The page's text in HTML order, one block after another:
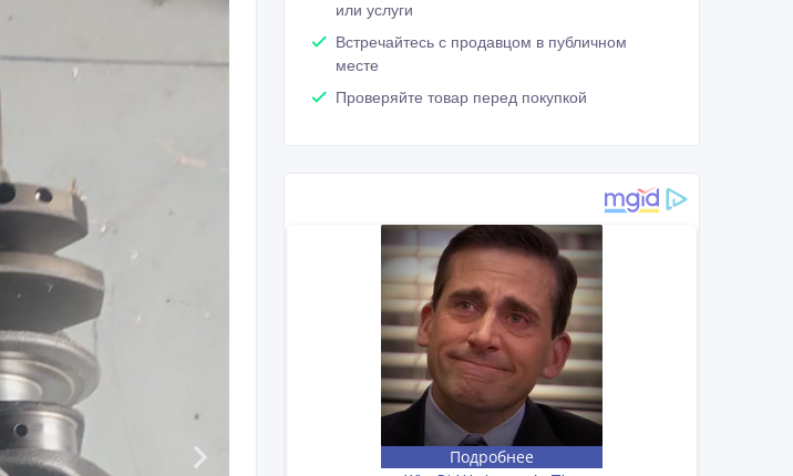
или услуги
Встречайтесь с продавцом в публичном
месте
Проверяйте товар перед покупкой